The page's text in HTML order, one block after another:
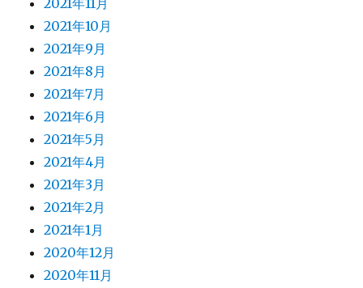
2021年10月
2021年9月
2021年8月
2021年7月
2021年6月
2021年5月
2021年4月
2021年3月
2021年2月
2021年1月
2020年12月
2020年11月